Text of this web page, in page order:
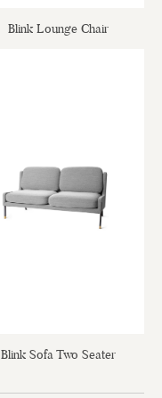
Blink Lounge Chair
Blink Sofa Two Seater